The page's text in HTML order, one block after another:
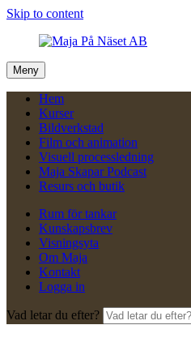
Skip to content
Meny
Hem
Kurser
Bildverkstad
Film och animation
Visuell processledning
Maja Skapar Podcast
Resurs och butik
Rum för tankar
Kunskapsbrev
Visningsyta
Om Maja
Kontakt
Logga in
Vad letar du efter?